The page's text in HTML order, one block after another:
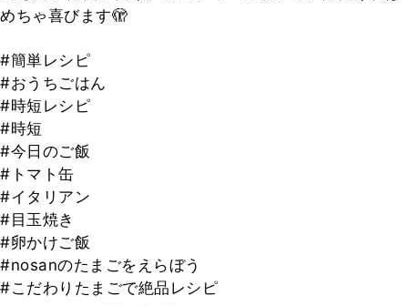
めちゃ喜びます🫣
#簡単レシピ
#おうちごはん
#時短レシピ
#時短
#今日のご飯
#トマト缶
#イタリアン
#目玉焼き
#卵かけご飯
#nosanのたまごをえらぼう
#こだわりたまごで絶品レシピ